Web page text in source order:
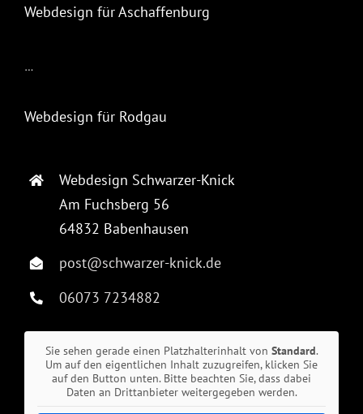
Webdesign für Aschaffenburg
…
Webdesign für Rodgau
Webdesign Schwarzer-Knick
Am Fuchsberg 56
64832 Babenhausen
post@schwarzer-knick.de
06073 7234882
Sie sehen gerade einen Platzhalterinhalt von Standard.
Um auf den eigentlichen Inhalt zuzugreifen, klicken Sie
auf den Button unten. Bitte beachten Sie, dass dabei
Daten an Drittanbieter weitergegeben werden.